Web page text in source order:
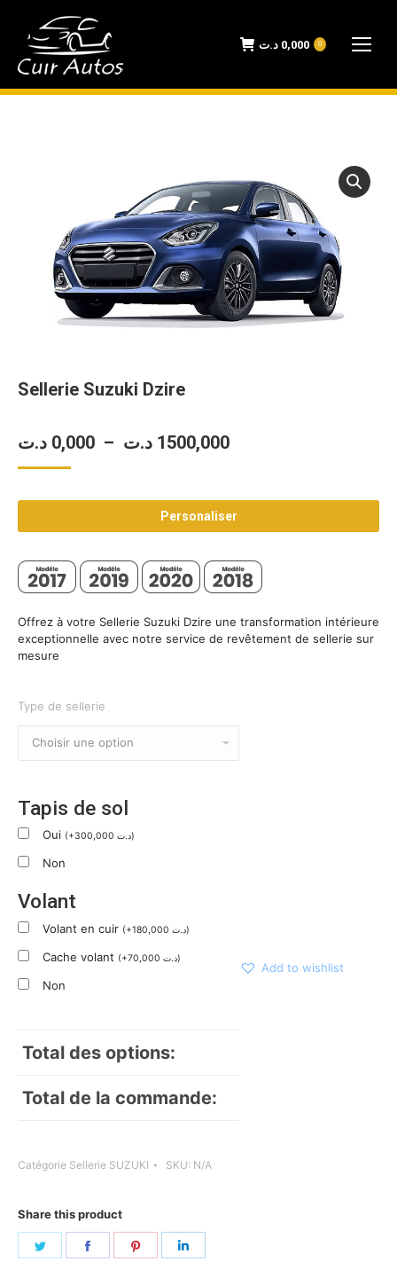
0,000 د.ت 0
Sellerie Suzuki Dzire
0,000 د.ت – 1500,000 د.ت
Plage
prix :
0,000 د.تPersonaliser
Offrez à votre Sellerie Suzuki Dzire une transformation intérieure
exceptionnelle avec notre service de revêtement de sellerie sur
mesure
Type de sellerie
Tapis de sol
Oui (+300,000 د.ت)
Non
Volant
Volant en cuir (+180,000 د.ت)
Cache volant (+70,000 د.ت)
Non
Total des options:
Total de la commande:
Add to wishlist
Catégorie Sellerie SUZUKI SKU: N/A
Share this product
Share
Share